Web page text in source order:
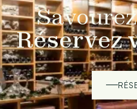
Réservez